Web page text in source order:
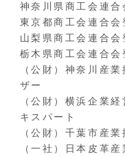
神奈川県商工会連合
東京都商工会連合会
山梨県商工会連合会
栃木県商工会連合会
（公財）神奈川産
ザー
（公財）横浜企業
キスパート
（公財）千葉市産
（一社）日本皮革